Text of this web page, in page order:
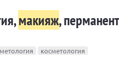
макияж,
косметология